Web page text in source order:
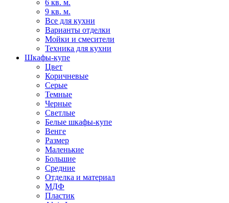
6 кв. м.
9 кв. м.
Все для кухни
Варианты отделки
Мойки и смесители
Техника для кухни
Шкафы-купе
Цвет
Коричневые
Серые
Темные
Черные
Светлые
Белые шкафы-купе
Венге
Размер
Маленькие
Большие
Средние
Отделка и материал
МДФ
Пластик